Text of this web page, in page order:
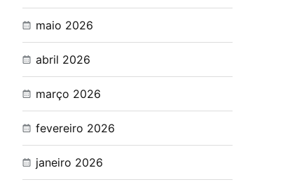
maio 2026
abril 2026
março 2026
fevereiro 2026
janeiro 2026